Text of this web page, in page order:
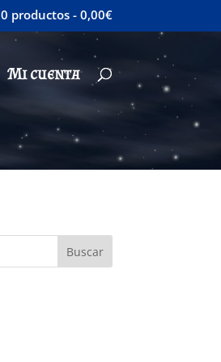
0 productos 0,00€
Mi cuenta
Buscar